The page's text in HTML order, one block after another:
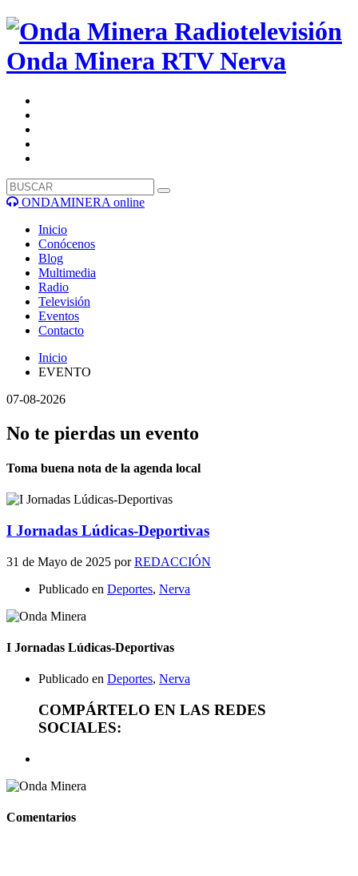
Onda Minera RTVNerva
ONDAMINERA online
Inicio
Conócenos
Blog
Multimedia
Radio
Televisión
Eventos
Contacto
Inicio
EVENTO
07-08-2026
No te pierdas un evento
Toma buena nota de la agenda local
I Jornadas Lúdicas-Deportivas
31 de Mayo de 2025 porREDACCIÓN
Publicado en Deportes, Nerva
I Jornadas Lúdicas-Deportivas
Publicado en Deportes, Nerva
COMPÁRTELO EN LAS REDES
SOCIALES:
Comentarios